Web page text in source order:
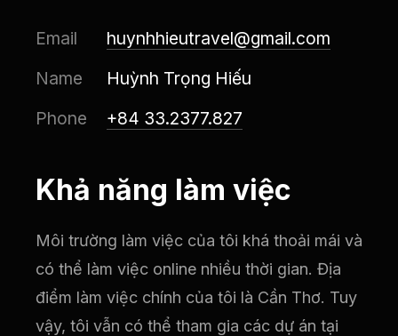
Email
huynhhieutravel@gmail.com
Name
Huỳnh Trọng Hiếu
Phone
+84 33.2377.827
Khả năng làm việc
Môi trường làm việc của tôi khá thoải mái và
có thể làm việc online nhiều thời gian. Địa
điểm làm việc chính của tôi là Cần Thơ. Tuy
vậy, tôi vẫn có thể tham gia các dự án tại